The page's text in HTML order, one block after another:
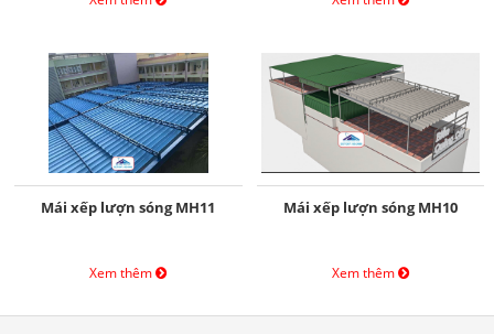
Mái xếp lượn sóng MH11
Xem thêm
Mái xếp lượn sóng MH10
Xem thêm